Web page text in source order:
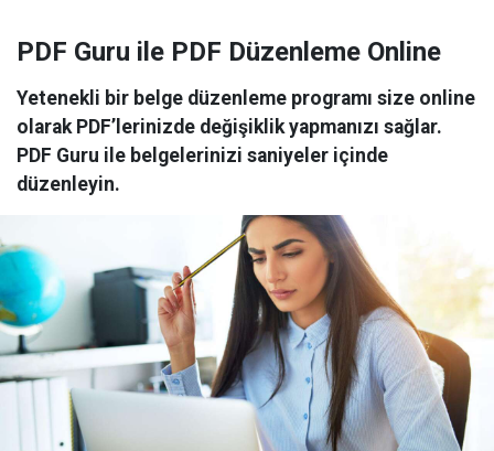
PDF Guru ile PDF Düzenleme Online
Yetenekli bir belge düzenleme programı size online
olarak PDF’lerinizde değişiklik yapmanızı sağlar.
PDF Guru ile belgelerinizi saniyeler içinde
düzenleyin.